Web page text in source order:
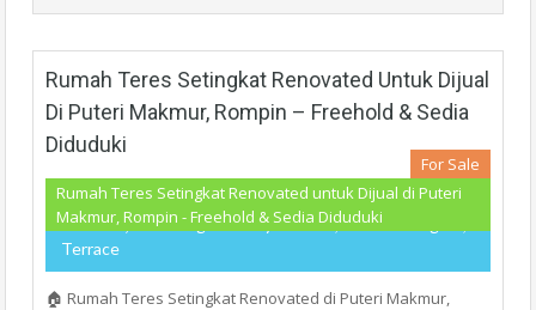
Rumah Teres Setingkat Renovated Untuk Dijual
Di Puteri Makmur, Rompin – Freehold & Sedia
Diduduki
Rumah Teres Setingkat Renovated untuk Dijual di Puteri
Makmur, Rompin - Freehold & Sedia Diduduki
For Sale
RM235,000- Single Storey Terrace, Teres Setingkat,
Terrace
🏠 Rumah Teres Setingkat Renovated di Puteri Makmur,